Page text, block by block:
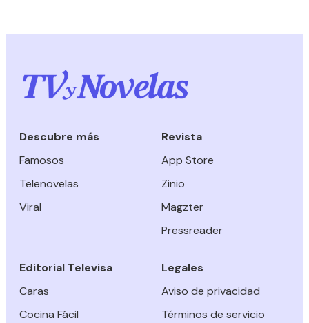
Descubre más
Famosos
Telenovelas
Viral
Revista
App Store
Zinio
Magzter
Pressreader
Editorial Televisa
Caras
Cocina Fácil
Legales
Aviso de privacidad
Términos de servicio